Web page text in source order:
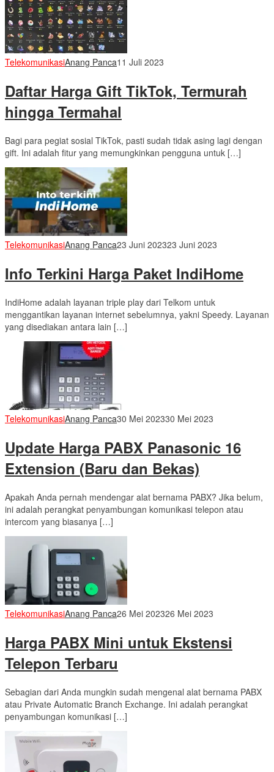
TelekomunikasiAnang Panca11 Juli 2023
Daftar Harga Gift TikTok, Termurah
hingga Termahal
Bagi para pegiat sosial TikTok, pasti sudah tidak asing lagi dengan
gift. Ini adalah fitur yang memungkinkan pengguna untuk […]
TelekomunikasiAnang Panca23 Juni 202323 Juni 2023
Info Terkini Harga Paket IndiHome
IndiHome adalah layanan triple play dari Telkom untuk
menggantikan layanan internet sebelumnya, yakni Speedy. Layanan
yang disediakan antara lain […]
TelekomunikasiAnang Panca30 Mei 202330 Mei 2023
Update Harga PABX Panasonic 16
Extension (Baru dan Bekas)
Apakah Anda pernah mendengar alat bernama PABX? Jika belum,
ini adalah perangkat penyambungan komunikasi telepon atau
intercom yang biasanya […]
TelekomunikasiAnang Panca26 Mei 202326 Mei 2023
Harga PABX Mini untuk Ekstensi
Telepon Terbaru
Sebagian dari Anda mungkin sudah mengenal alat bernama PABX
atau Private Automatic Branch Exchange. Ini adalah perangkat
penyambungan komunikasi […]